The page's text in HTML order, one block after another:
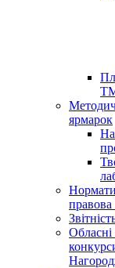
ярмарок
правова
Обласні